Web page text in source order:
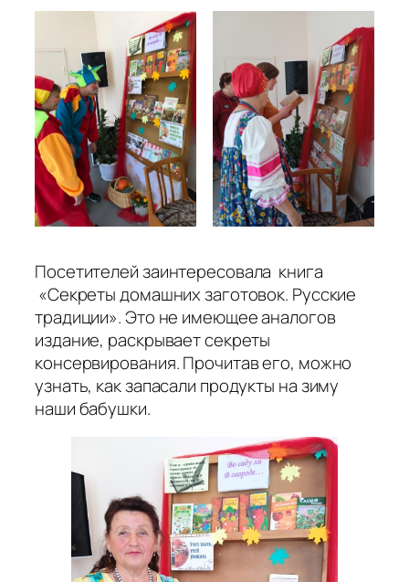
Посетителей заинтересовала книга
«Секреты домашних заготовок. Русские
традиции». Это не имеющее аналогов
издание, раскрывает секреты
консервирования. Прочитав его, можно
узнать, как запасали продукты на зиму
наши бабушки.